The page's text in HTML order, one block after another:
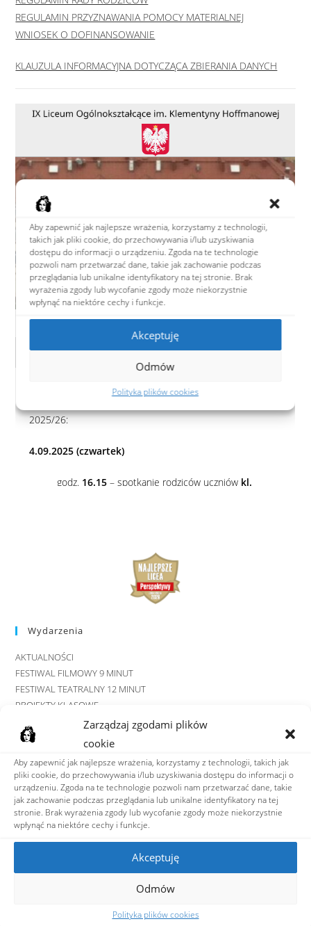
Zarządzaj zgodami plików
cookie
Aby zapewnić jak najlepsze wrażenia, korzystamy z technologii, takich jak
pliki cookie, do przechowywania i/lub uzyskiwania dostępu do informacji o
urządzeniu. Zgoda na te technologie pozwoli nam przetwarzać dane, takie
jak zachowanie podczas przeglądania lub unikalne identyfikatory na tej
stronie. Brak wyrażenia zgody lub wycofanie zgody może niekorzystnie
wpłynąć na niektóre cechy i funkcje.
Akceptuję
Odmów
Polityka plików cookies
REGULAMIN PRZYZNAWANIA POMOCY MATERIALNEJ
WNIOSEK O DOFINANSOWANIE
KLAUZULA INFORMACYJNA DOTYCZĄCA ZBIERANIA DANYCH
Wydarzenia
AKTUALNOŚCI
FESTIWAL FILMOWY 9 MINUT
FESTIWAL TEATRALNY 12 MINUT
PROJEKTY KLASOWE
PROJEKTY MIĘDZYKLASOWE
MULTIMEDIA
SZKOLNE LINKI
BIBLIOTEKA ON-LINE
BIBLIOTEKA NA FB
E-DZIENNIK